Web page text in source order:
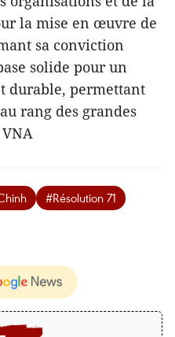
la mise en œuvre de
sa conviction
solide pour un
durable, permettant
rang des grandes
#Résolution 71